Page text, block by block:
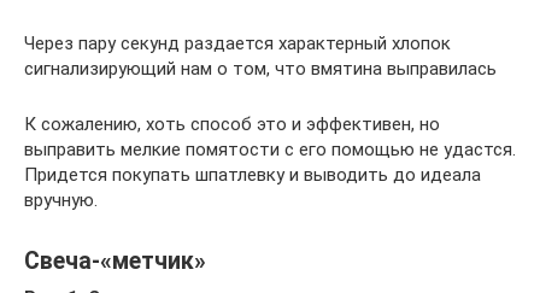
Через пару секунд раздается характерный хлопок
сигнализирующий нам о том, что вмятина выправилась
К сожалению, хоть способ это и эффективен, но
выправить мелкие помятости с его помощью не удастся.
Придется покупать шпатлевку и выводить до идеала
вручную.
Свеча-«метчик»